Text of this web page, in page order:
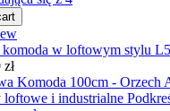
komoda w loftowym stylu